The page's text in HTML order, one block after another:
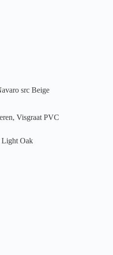
src Beige
, Visgraat PVC